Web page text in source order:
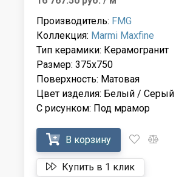
Производитель: FMG
Коллекция: Marmi Maxfine
Тип керамики: Керамогранит
Размер: 375x750
Поверхность: Матовая
Цвет изделия: Белый / Серый
С рисунком: Под мрамор
В корзину
Купить в 1 клик